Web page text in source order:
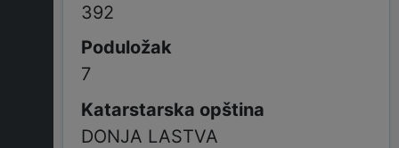
392
7
DONJA LASTVA